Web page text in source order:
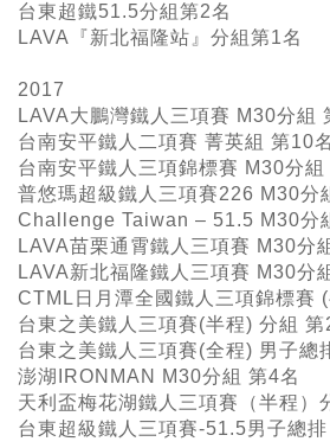
台東超鐵51.5分組第2名
LAVA『新北福隆站』分組第1名
2017
LAVA大鵬灣鐵人三項賽 M30分組
台南安平鐵人二項賽 菁英組 第10名
台南安平鐵人三項錦標賽 M30分組
普悠瑪超級鐵人三項賽226 M30分
Challenge Taiwan – 51.5 M30分
LAVA苗栗通霄鐵人三項賽 M30分
LAVA新北福隆鐵人三項賽 M30分
CTML日月潭全國鐵人三項錦標賽
台東之美鐵人三項賽(半程) 分組 第
台東之美鐵人三項賽(全程) 男子總
澎湖IRONMAN M30分組 第4名
天利盃梅花湖鐵人三項賽（半程）
台東超級鐵人三項賽-51.5男子總排